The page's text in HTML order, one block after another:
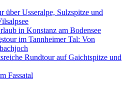
über Usseralpe, Sulzspitze und
in Konstanz am Bodensee
im Tannheimer Tal: Von
Rundtour auf Gaichtspitze und
Fassatal